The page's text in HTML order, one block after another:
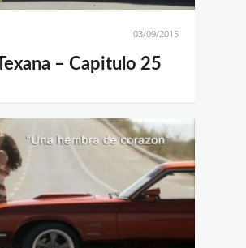
03/09/2015
– Capitulo 25